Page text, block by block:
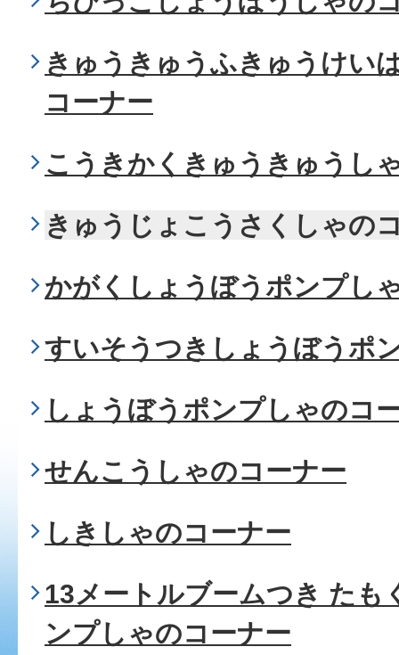
きゅうきゅうふきゅうけい
コーナー
こうきかくきゅうきゅうし
きゅうじょこうさくしゃの
かがくしょうぼうポンプし
すいそうつきしょうぼうポ
しょうぼうポンプしゃのコ
せんこうしゃのコーナー
しきしゃのコーナー
13メートルブームつき たも
ンプしゃのコーナー